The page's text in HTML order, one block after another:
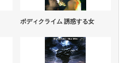
ボディクライム 誘惑する女